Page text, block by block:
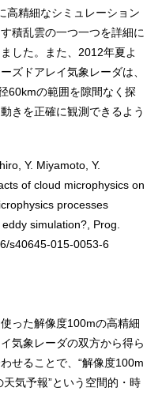
高精細なシミュレーション
積乱雲の一つ一つを詳細に
した。また、2012年夏よ
ズドアレイ気象レーダは、
60kmの範囲を隙間なく探
きを正確に観測できるよう
Y. Miyamoto, Y.
of cloud microphysics on
processes
simulation?, Prog.
s40645-015-0053-6
った解像度100mの高精細
気象レーダの双方から得ら
せることで、“解像度100m
気予報”という空間的・時